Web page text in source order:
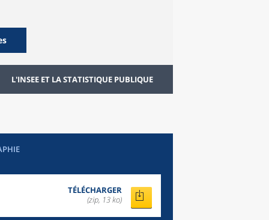
L'INSEE ET LA STATISTIQUE PUBLIQUE
TÉLÉCHARGER
(zip, 13 ko)